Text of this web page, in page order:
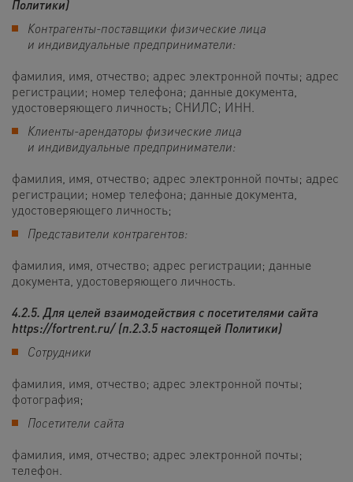
Политики)
Контрагенты-поставщики физические лица
и индивидуальные предприниматели:
фамилия, имя, отчество; адрес электронной почты; адрес
регистрации; номер телефона; данные документа,
удостоверяющего личность; СНИЛС; ИНН.
Клиенты-арендаторы физические лица
и индивидуальные предприниматели:
фамилия, имя, отчество; адрес электронной почты; адрес
регистрации; номер телефона; данные документа,
удостоверяющего личность;
Представители контрагентов:
фамилия, имя, отчество; адрес регистрации; данные
документа, удостоверяющего личность.
4.2.5. Для целейвзаимодействия с посетителями сайта
https://fortrent.ru/(п.2.3.5 настоящей Политики)
Сотрудники
фамилия, имя, отчество; адрес электронной почты;
фотография;
Посетители сайта
фамилия, имя, отчество; адрес электронной почты;
телефон.